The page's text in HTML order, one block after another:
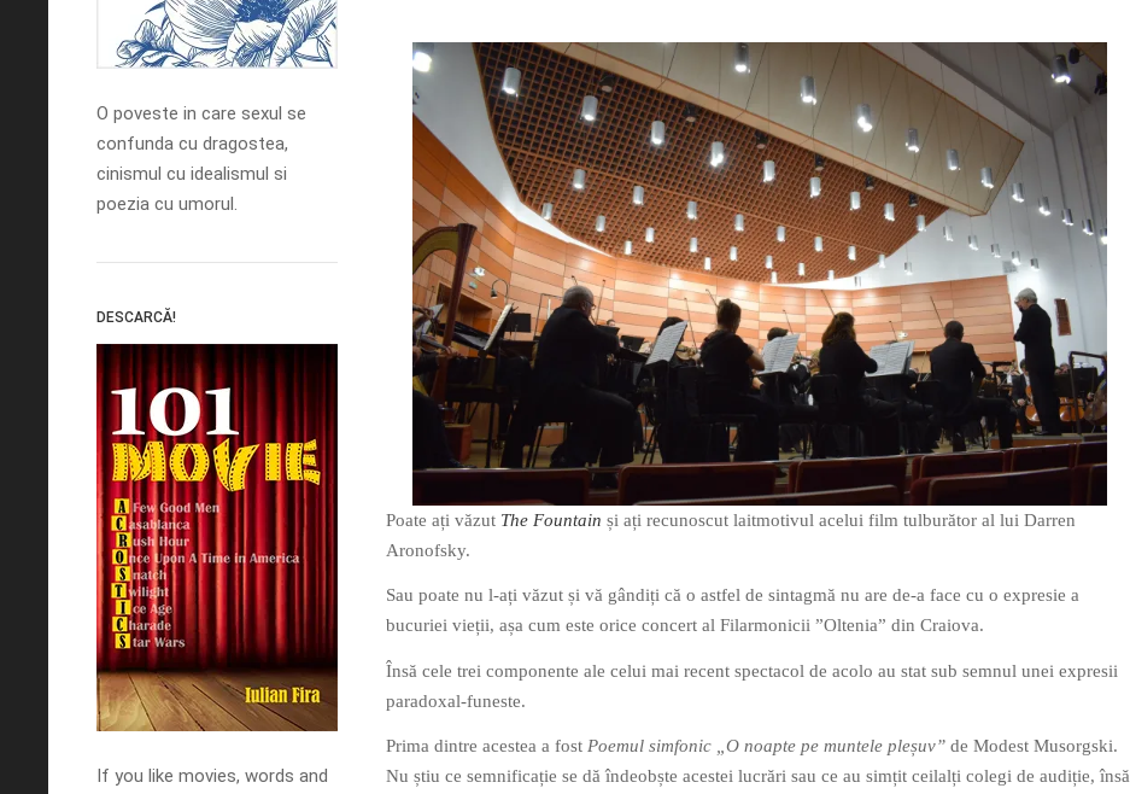
O poveste in care sexul se
confunda cu dragostea,
cinismul cu idealismul si
poezia cu umorul.
DESCARCĂ!
If you like movies, words and
Poate ați văzut The Fountain și ați recunoscut laitmotivul acelui film tulburător al lui Darren
Aronofsky.
Sau poate nu l-ați văzut și vă gândiți că o astfel de sintagmă nu are de-a face cu o expresie a
bucuriei vieții, așa cum este orice concert al Filarmonicii ”Oltenia” din Craiova.
Însă cele trei componente ale celui mai recent spectacol de acolo au stat sub semnul unei expresii
paradoxal-funeste.
Prima dintre acestea a fost Poemul simfonic „O noapte pe muntele pleșuv” de Modest Musorgski.
Nu știu ce semnificație se dă îndeobște acestei lucrări sau ce au simțit ceilalți colegi de audiție, însă